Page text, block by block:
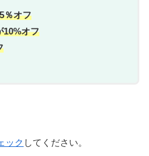
％オフ
オフ
ック してください。